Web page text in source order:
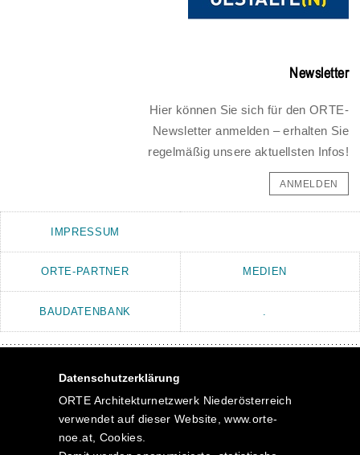
Newsletter
Hier können Sie sich für den ORTE-
Newsletter anmelden – erhalten Sie
regelmäßig unsere aktuellsten Infos!
ANMELDEN
IMPRESSUM
ORTE-PARTNER MEDIEN
BAUDATENBANK
Datenschutzerklärung
ORTE Architekturnetzwerk Niederösterreich
verwendet auf dieser Website, www.orte-
noe.at, Cookies.